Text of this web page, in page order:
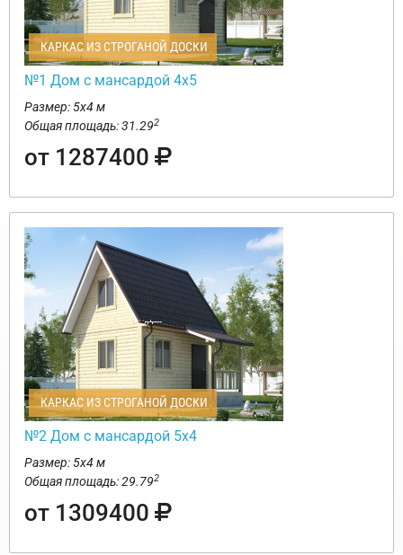
КАРКАС ИЗ СТРОГАНОЙ ДОСКИ
№1 Дом с мансардой 4х5
Размер: 5х4 м
Общая площадь: 31.292
от 1287400
КАРКАС ИЗ СТРОГАНОЙ ДОСКИ
№2 Дом с мансардой 5х4
Размер: 5х4 м
Общая площадь: 29.792
от 1309400